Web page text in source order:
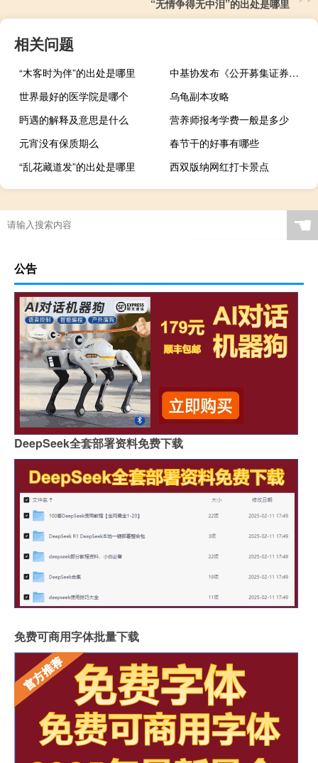
“无情争得无中泪”的出处是哪里
相关问题
“木客时为伴”的出处是哪里
中基协发布《公开募集证券投资基金投资者教育工作指引（试行）》 着力提升投资者获得感
世界最好的医学院是哪个
乌龟副本攻略
眄遇的解释及意思是什么
营养师报考学费一般是多少
元宵没有保质期么
春节干的好事有哪些
“乱花藏道发”的出处是哪里
西双版纳网红打卡景点
☚
公告
DeepSeek全套部署资料免费下载
免费可商用字体批量下载